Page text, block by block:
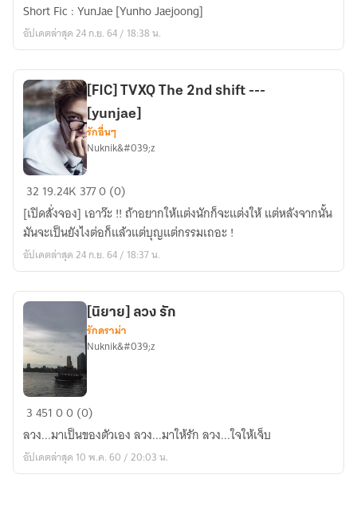
Fic
//
]]
:
YunJae
[TVXQ!]
Now
>>
##
Close
Up
Short Fic : YunJae [Yunho Jaejoong]
อัปเดตล่าสุด 24 ก.ย. 64 / 18:38 น.
[FIC]
TVXQ
The
2nd
shift
-
-
[yunjae]
[FIC] TVXQ The 2nd shift ---
[yunjae]
รักอื่นๆ
Nuknik&#039;z
32 19.24K 3770 (0)
[เปิดสั่งจอง] เอาว๊ะ !! ถ้าอยากให้แต่งนักก็จะแต่งให้ แต่หลังจากนั้น
มันจะเป็นยังไงต่อก็แล้วแต่บุญแต่กรรมเถอะ !
อัปเดตล่าสุด 24 ก.ย. 64 / 18:37 น.
[นิยาย]
รัก
[นิยาย] ลวง รัก
รักดราม่า
Nuknik&#039;z
345100 (0)
ลวง...มาเป็นของตัวเอง ลวง...มาให้รัก ลวง...ใจให้เจ็บ
อัปเดตล่าสุด 10 พ.ค. 60 / 20:03 น.